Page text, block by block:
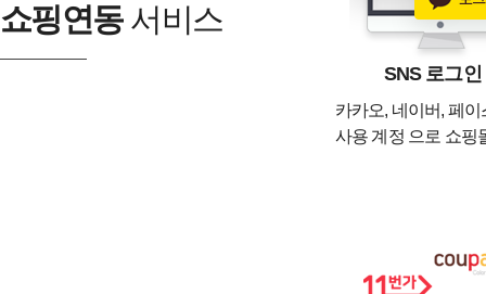
쇼핑연동 서비스
SNS 로그인
카카오, 네이버, 페
사용 계정 으로 쇼핑